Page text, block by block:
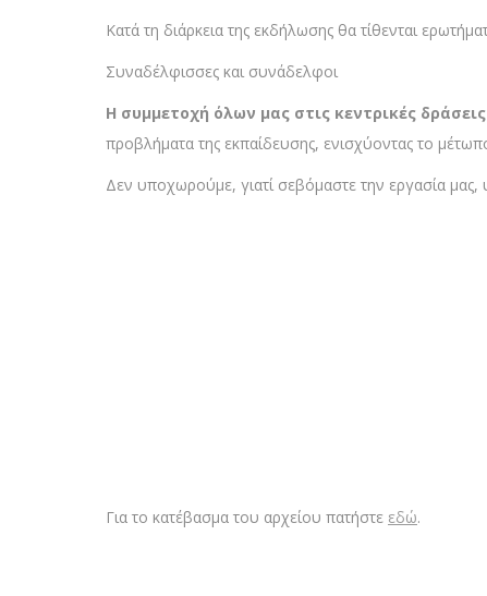
Κατά τη διάρκεια της εκδήλωσης θα τίθενται
Συναδέλφισσες και συνάδελφοι
Η συμμετοχή όλων μας στις κεντρικές
προβλήματα της εκπαίδευσης, ενισχύοντας το
Δεν υποχωρούμε, γιατί σεβόμαστε την εργασία
Για το κατέβασμα του αρχείου πατήστε εδώ.